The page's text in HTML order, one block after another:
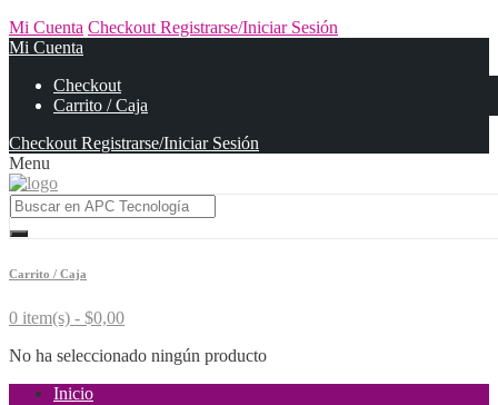
Mi Cuenta Checkout Registrarse/Iniciar Sesión
Mi Cuenta
Checkout
Carrito / Caja
Checkout Registrarse/Iniciar Sesión
Menu
Carrito / Caja
0 item(s) - $0,00
No ha seleccionado ningún producto
Inicio